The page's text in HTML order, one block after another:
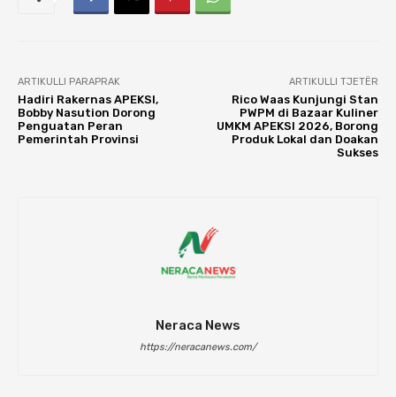
ARTIKULLI PARAPRAK
Hadiri Rakernas APEKSI,
Bobby Nasution Dorong
Penguatan Peran
Pemerintah Provinsi
ARTIKULLI TJETËR
Rico Waas Kunjungi Stan
PWPM di Bazaar Kuliner
UMKM APEKSI 2026, Borong
Produk Lokal dan Doakan
Sukses
Neraca News
https://neracanews.com/